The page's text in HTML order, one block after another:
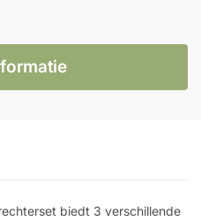
biedt 3 verschillende